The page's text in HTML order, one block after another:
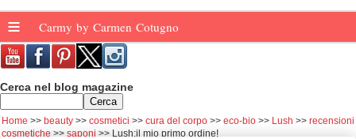
≡ Carmy by Carmen Cotugno
Cerca nel blog magazine
Home beauty cosmetici cura del corpo eco-bio Lush
recensioni
cosmetiche
saponi Lush:il mio primo ordine!